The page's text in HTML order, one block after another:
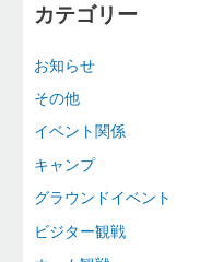
カテゴリー
お知らせ
その他
イベント関係
キャンプ
グラウンドイベント
ビジター観戦